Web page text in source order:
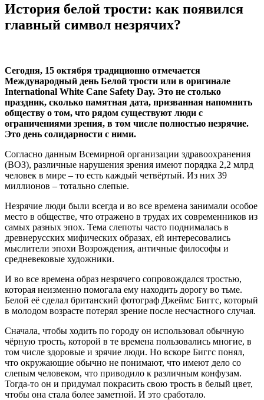
История белой трости: как появился
главный символ незрячих?
Сегодня, 15 октября традиционно отмечается
Международный день Белой трости или в оригинале
International White Cane Safety Day. Это не столько
праздник, сколько памятная дата, призванная напомнить
обществу о том, что рядом существуют люди с
ограничениями зрения, в том числе полностью незрячие.
Это день солидарности с ними.
Согласно данным Всемирной организации здравоохранения
(ВОЗ), различные нарушения зрения имеют порядка 2,2 млрд
человек в мире – то есть каждый четвёртый. Из них 39
миллионов – тотально слепые.
Незрячие люди были всегда и во все времена занимали особое
место в обществе, что отражено в трудах их современников из
самых разных эпох. Тема слепоты часто поднималась в
древнерусских мифических образах, ей интересовались
мыслители эпохи Возрождения, античные философы и
средневековые художники.
И во все времена образ незрячего сопровождался тростью,
которая неизменно помогала ему находить дорогу во тьме.
Белой её сделал британский фотограф Джеймс Биггс, который
в молодом возрасте потерял зрение после несчастного случая.
Сначала, чтобы ходить по городу он использовал обычную
чёрную трость, которой в те времена пользовались многие, в
том числе здоровые и зрячие люди. Но вскоре Биггс понял,
что окружающие обычно не понимают, что имеют дело со
слепым человеком, что приводило к различным конфузам.
Тогда-то он и придумал покрасить свою трость в белый цвет,
чтобы она стала более заметной. И это сработало.